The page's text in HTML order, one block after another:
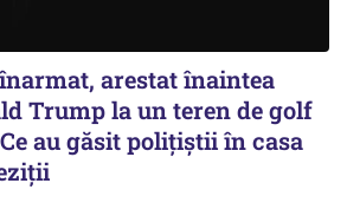
arestat înaintea
Trump la un teren de golf
au găsit polițiștii în casa